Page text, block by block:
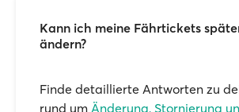
Kann ich meine Fährtickets
ändern?
Finde detaillierte Antworten zu
rund um Änderung, Stornierung